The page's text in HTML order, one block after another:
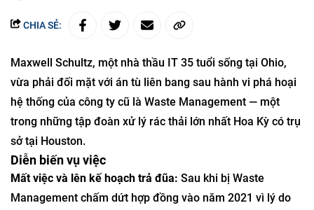
CHIA SẺ:
Maxwell Schultz, một nhà thầu IT 35 tuổi sống tại Ohio,
vừa phải đối mặt với án tù liên bang sau hành vi phá hoại
hệ thống của công ty cũ là Waste Management — một
trong những tập đoàn xử lý rác thải lớn nhất Hoa Kỳ có trụ
sở tại Houston.
Diễn biến vụ việc
Mất việc và lên kế hoạch trả đũa: Sau khi bị Waste
Management chấm dứt hợp đồng vào năm 2021 vì lý do